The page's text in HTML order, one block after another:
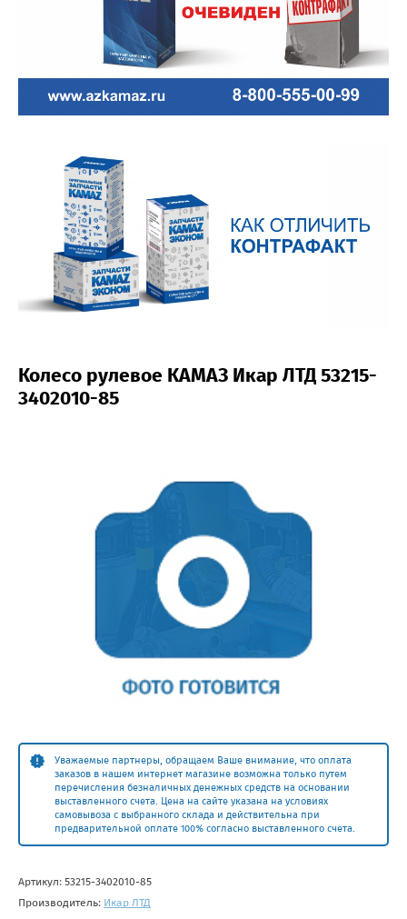
Колесо рулевое КАМАЗ Икар ЛТД 53215-
3402010-85
Уважаемые партнеры, обращаем Ваше внимание, что оплата
заказов в нашем интернет магазине возможна только путем
перечисления безналичных денежных средств на основании
выставленного счета. Цена на сайте указана на условиях
самовывоза с выбранного склада и действительна при
предварительной оплате 100% согласно выставленного счета.
Артикул: 53215-3402010-85
Производитель: Икар ЛТД